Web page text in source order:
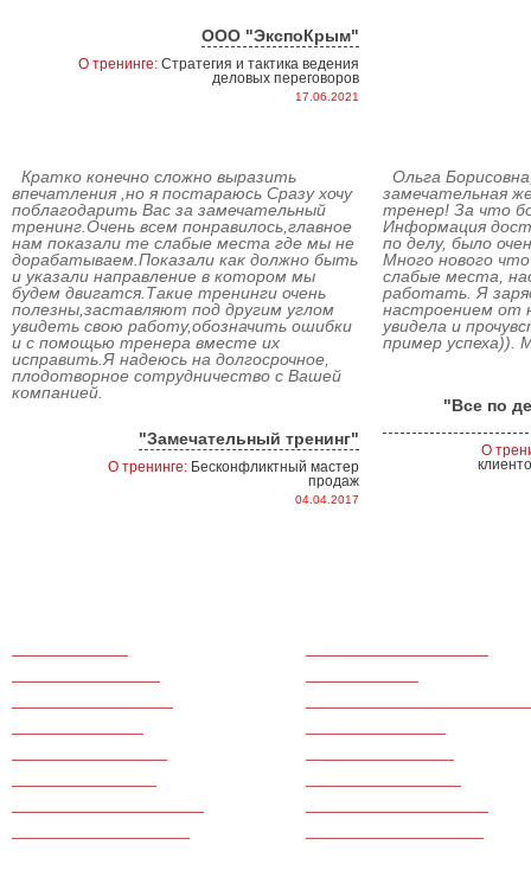
ООО "ЭкспоКрым"
О тренинге: Стратегия и тактика ведения
деловых переговоров
17.06.2021
Кратко конечно сложно выразить
впечатления ,но я постараюсь Сразу хочу
поблагодарить Вас за замечательный
тренинг.Очень всем понравилось,главное
нам показали те слабые места где мы не
дорабатываем.Показали как должно быть
и указали направление в котором мы
будем двигатся.Такие тренинги очень
полезны,заставляют под другим углом
увидеть свою работу,обозначить ошибки
и с помощью тренера вместе их
исправить.Я надеюсь на долгосрочное,
плодотворное сотрудничество с Вашей
компанией.
"Замечательный тренинг"
О тренинге: Бесконфликтный мастер
продаж
04.04.2017
Ольга
замечательная
тренер! За что
Информация
по делу, было
Много нового
слабые места,
работать. Я
настроением от
увидела и
пример успеха)).
"Все по
О